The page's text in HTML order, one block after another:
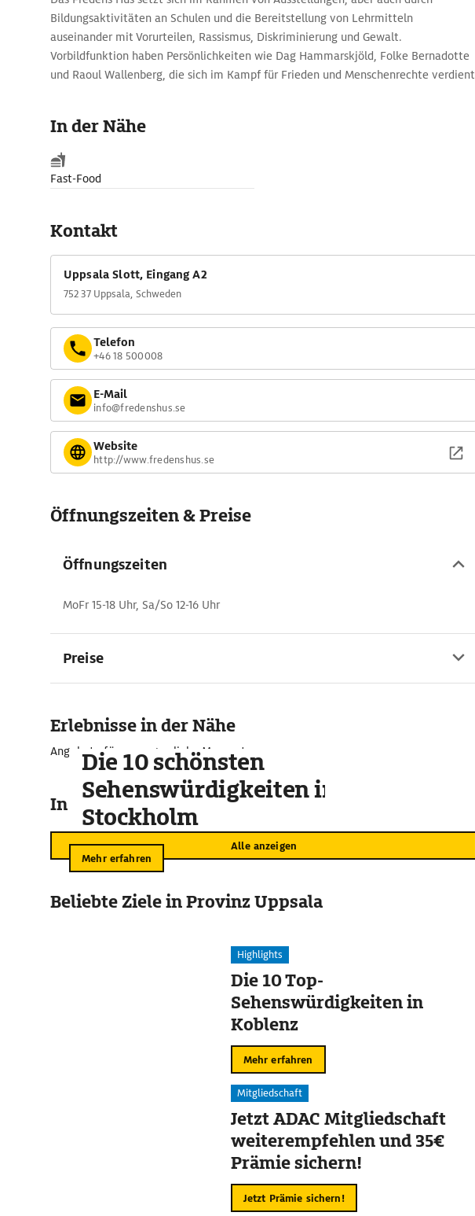
Bildungsaktivitäten an Schulen und die Bereitstellung von Lehrmitteln
auseinander mit Vorurteilen, Rassismus, Diskriminierung und Gewalt.
Vorbildfunktion haben Persönlichkeiten wie Dag Hammarskjöld, Folke Bernadotte
und Raoul Wallenberg, die sich im Kampf für Frieden und Menschenrechte verdient
In der Nähe
Fast-Food
Kontakt
Uppsala Slott, Eingang A2
752 37 Uppsala, Schweden
Telefon
+46 18 500008
E-Mail
info@fredenshus.se
Website
http://www.fredenshus.se
Öffnungszeiten & Preise
Öffnungszeiten
MoFr 15-18 Uhr, Sa/So 12-16 Uhr
Preise
Erlebnisse in der Nähe
Angebote für unvergessliche Momente
In der Umgebung
Alle anzeigen
Die 10 schönsten
Sehenswürdigkeiten in
Stockholm
Mehr erfahren
Beliebte Ziele in Provinz Uppsala
Highlights
Die 10 Top-
Sehenswürdigkeiten in
Koblenz
Mehr erfahren
Mitgliedschaft
Jetzt ADAC Mitgliedschaft
weiterempfehlen und 35€
Prämie sichern!
Jetzt Prämie sichern!